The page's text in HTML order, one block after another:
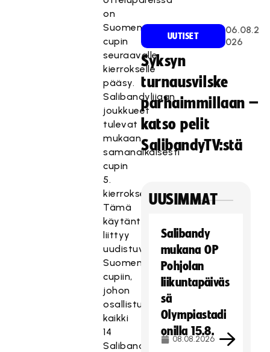
on
Suomen
cupin
seuraavalle
kierrokselle
pääsy.
Salibandyliigan
joukkueet
tulevat
mukaan
samanaikaisesti
cupin
5.
kierrokselle.
Tämä
käytäntö
liittyy
uudistuvaan
Suomen
cupiin,
johon
osallistuvat
kaikki
14
Salibandyliigajoukkuetta.
UUTISET
06.08.2
026
Syksyn
turnausvilske
parhaimmillaan –
katso pelit
SalibandyTV:stä
UUSIMMAT
Salibandy
mukana OP
Pohjolan
liikuntapäiväs
sä
Olympiastadi
onilla 15.8.
08.08.2026